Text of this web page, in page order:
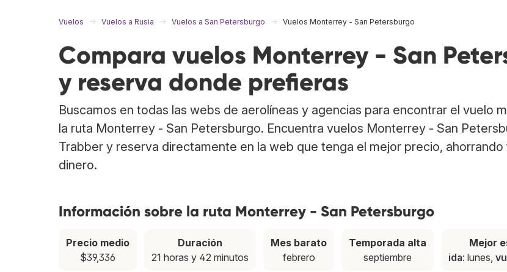
Vuelos Vuelos a Rusia Vuelos a San Petersburgo Vuelos Monterrey - San Petersburgo
Compara vuelos Monterrey - San
y reserva donde prefieras
Buscamos en todas las webs de aerolíneas y agencias para encontrar el vuelo
la ruta Monterrey - San Petersburgo. Encuentra vuelos Monterrey - San
Trabber y reserva directamente en la web que tenga el mejor precio,
dinero.
Información sobre la ruta Monterrey - San Petersburgo
Precio medio
$39,336
Duración
21 horas y 42 minutos
Mes barato
febrero
Temporada alta
septiembre
Mejor
ida: lunes,